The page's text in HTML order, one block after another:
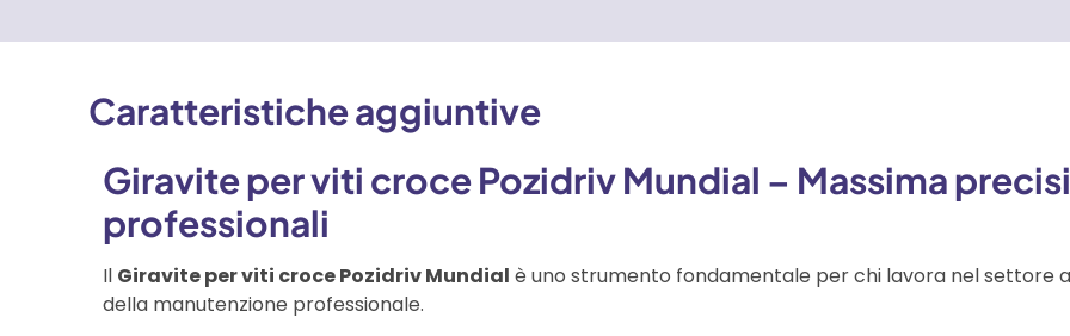
Caratteristiche aggiuntive
Giravite per viti croce Pozidriv Mundial – Massima
professionali
Il Giravite per viti croce Pozidriv Mundial è uno strumento fondamentale per chi lavora nel settore
della manutenzione professionale.